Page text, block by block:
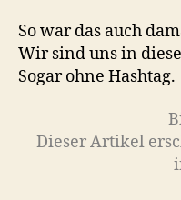
So war das auch
Wir sind uns in
Sogar ohne Hashtag.
Dieser Artikel